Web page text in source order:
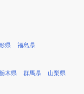
県 福島県
木県 群馬県 山梨県